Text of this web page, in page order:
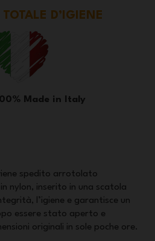
D’IGIENE
Made in Italy
spedito arrotolato
nylon, inserito in una scatola
l’igiene e garantisce un
essere stato aperto e
originali in sole poche ore.